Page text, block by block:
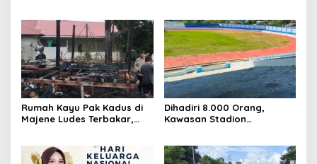
Siaga 24 Jam
Karang
Rumah Kayu Pak Kadus di
Majene Ludes Terbakar,
Dihadiri 8.000 Orang,
Kawasan Stadion
Hari Bhayangkara